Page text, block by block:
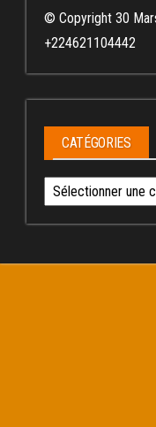
© Copyright 30
+224621104442
CATÉGORIES
Catégories